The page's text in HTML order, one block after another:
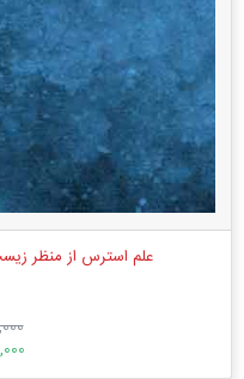
علم استرس از منظر